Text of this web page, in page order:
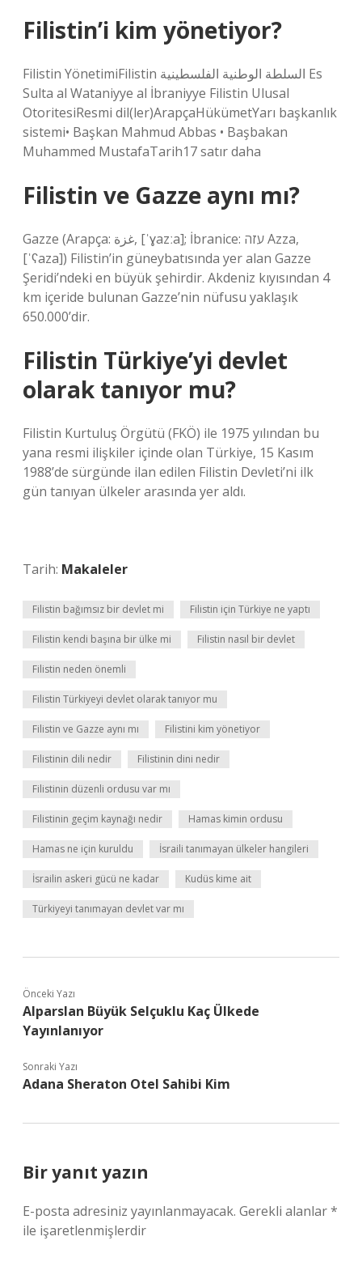
Filistin’i kim yönetiyor?
Filistin YönetimiFilistin السلطة الوطنية الفلسطينية Es
Sulta al Wataniyye al İbraniyye Filistin Ulusal
OtoritesiResmi dil(ler)ArapçaHükümetYarı başkanlık
sistemi• Başkan Mahmud Abbas • Başbakan
Muhammed MustafaTarih17 satır daha
Filistin ve Gazze aynı mı?
Gazze (Arapça: غزة, [ˈɣazːa]; İbranice: עזה Azza,
[ˈʕaza]) Filistin’in güneybatısında yer alan Gazze
Şeridi’ndeki en büyük şehirdir. Akdeniz kıyısından 4
km içeride bulunan Gazze’nin nüfusu yaklaşık
650.000’dir.
Filistin Türkiye’yi devlet
olarak tanıyor mu?
Filistin Kurtuluş Örgütü (FKÖ) ile 1975 yılından bu
yana resmi ilişkiler içinde olan Türkiye, 15 Kasım
1988’de sürgünde ilan edilen Filistin Devleti’ni ilk
gün tanıyan ülkeler arasında yer aldı.
Tarih: Makaleler
Filistin bağımsız bir devlet mi Filistin için Türkiye ne yaptı
Filistin kendi başına bir ülke mi Filistin nasıl bir devlet
Filistin neden önemli
Filistin Türkiyeyi devlet olarak tanıyor mu
Filistin ve Gazze aynı mı Filistini kim yönetiyor
Filistinin dili nedir Filistinin dini nedir
Filistinin düzenli ordusu var mı
Filistinin geçim kaynağı nedir Hamas kimin ordusu
Hamas ne için kuruldu İsraili tanımayan ülkeler hangileri
İsrailin askeri gücü ne kadar Kudüs kime ait
Türkiyeyi tanımayan devlet var mı
Önceki Yazı
Alparslan Büyük Selçuklu Kaç Ülkede
Yayınlanıyor
Sonraki Yazı
Adana Sheraton Otel Sahibi Kim
Bir yanıt yazın
E-posta adresiniz yayınlanmayacak. Gerekli alanlar*
ile işaretlenmişlerdir